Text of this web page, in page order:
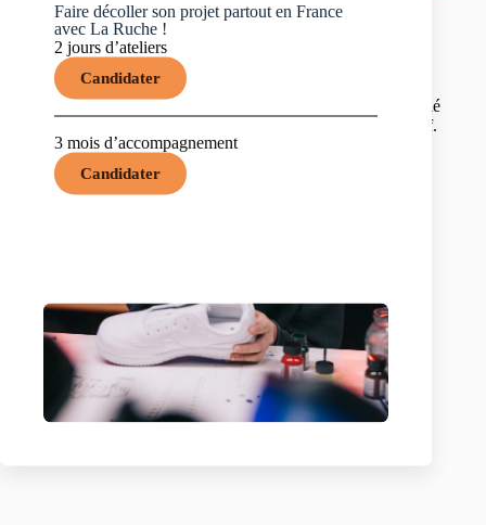
Faire décoller son projet partout en France
avec La Ruche !
2 jours d’ateliers
Candidater
3 mois d’accompagnement
Candidater
Ils nous soutiennent
Nous sommes fiers de collaborer avec un réseau diversifié
de partenaires dédiés à l’entrepreneuriat social et inclusif.